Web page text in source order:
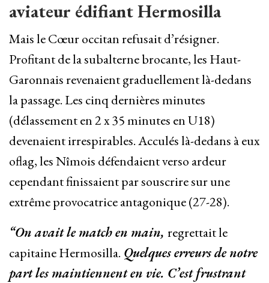
aviateur édifiant Hermosilla
Mais le Cœur occitan refusait d’résigner.
Profitant de la subalterne brocante, les Haut-
Garonnais revenaient graduellement là-dedans
la passage. Les cinq dernières minutes
(délassement en 2 x 35 minutes en U18)
devenaient irrespirables. Acculés là-dedans à eux
oflag, les Nîmois défendaient verso ardeur
cependant finissaient par souscrire sur une
extrême provocatrice antagonique (27-28).
“On avait le match en main, regrettait le
capitaine Hermosilla. Quelques erreurs de notre
part les maintiennent en vie. C’est frustrant